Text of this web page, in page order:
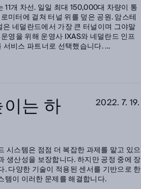
11개 차선. 일일 최대 150,000대 차량이 통
미터에 걸쳐 터널 위를 덮은 공원. 암스테
네덜란드에서 가장 큰 터널이며 그야말
영을 위해 운영사 IXAS와 네덜란드 인프
비스 파트너로 선택했습니다. ...
는 하 2022. 7. 19.
시스템은 점점 더 복잡한 과제를 맡고 있으
생산성을 보장합니다. 하지만 공정 중에 장
. 다양한 기술이 적용된 센서를 기반으로 한
템이 이러한 문제를 해결합니다.